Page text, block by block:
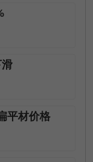
平材价格